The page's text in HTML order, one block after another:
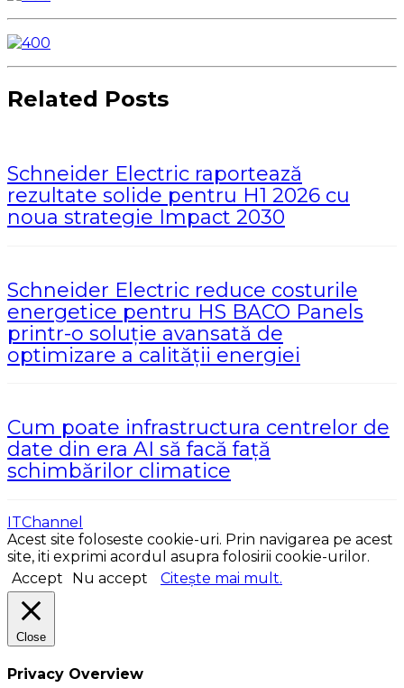
Related Posts
Schneider Electric raportează
rezultate solide pentru H1 2026 cu
noua strategie Impact 2030
Schneider Electric reduce costurile
energetice pentru HS BACO Panels
printr-o soluție avansată de
optimizare a calității energiei
Cum poate infrastructura centrelor de
date din era AI să facă față
schimbărilor climatice
ITChannel
Acest site foloseste cookie-uri. Prin navigarea pe acest
site, iti exprimi acordul asupra folosirii cookie-urilor.
Accept
Nu accept Citește mai mult.
Close
Privacy Overview